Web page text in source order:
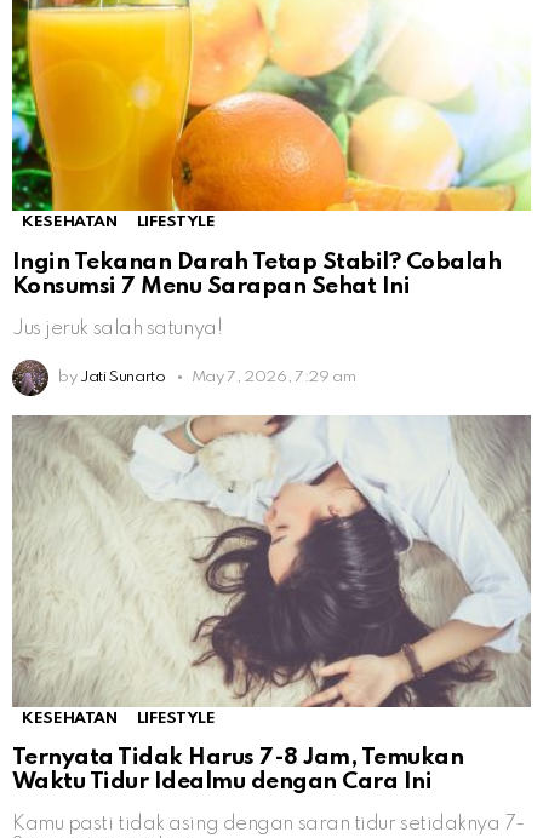
KESEHATAN LIFESTYLE
Ingin Tekanan Darah Tetap Stabil? Cobalah
Konsumsi 7 Menu Sarapan Sehat Ini
Jus jeruk salah satunya!
by Jati Sunarto May 7, 2026, 7:29 am
KESEHATAN LIFESTYLE
Ternyata Tidak Harus 7-8 Jam, Temukan
Waktu Tidur Idealmu dengan Cara Ini
Kamu pasti tidak asing dengan saran tidur setidaknya 7-